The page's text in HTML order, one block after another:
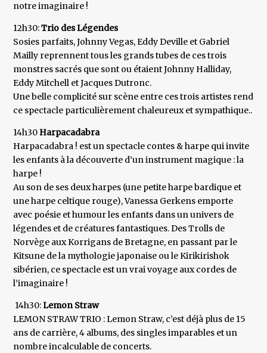
notre imaginaire !
12h30:Trio des Légendes
Sosies parfaits, Johnny Vegas, Eddy Deville et Gabriel
Mailly reprennent tous les grands tubes de ces trois
monstres sacrés que sont ou étaient Johnny Halliday,
Eddy Mitchell et Jacques Dutronc.
Une belle complicité sur scène entre ces trois artistes rend
ce spectacle particulièrement chaleureux et sympathique..
14h30Harpacadabra
Harpacadabra ! est un spectacle contes & harpe qui invite
les enfants à la découverte d’un instrument magique : la
harpe !
Au son de ses deux harpes (une petite harpe bardique et
une harpe celtique rouge), Vanessa Gerkens emporte
avec poésie et humour les enfants dans un univers de
légendes et de créatures fantastiques. Des Trolls de
Norvège aux Korrigans de Bretagne, en passant par le
Kitsune de la mythologie japonaise ou le Kirikirishok
sibérien, ce spectacle est un vrai voyage aux cordes de
l’imaginaire !
14h30:Lemon Straw
LEMON STRAW TRIO : Lemon Straw, c’est déjà plus de 15
ans de carrière, 4 albums, des singles imparables et un
nombre incalculable de concerts.